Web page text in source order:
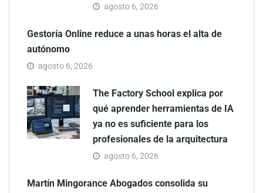
agosto 6, 2026
Gestoría Online reduce a unas horas el alta de
autónomo
agosto 6, 2026
The Factory School explica por
qué aprender herramientas de IA
ya no es suficiente para los
profesionales de la arquitectura
agosto 6, 2026
Martín Mingorance Abogados consolida su